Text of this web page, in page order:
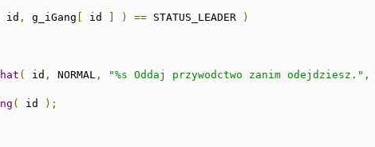
id , g_iGang [ id ] ) == STATUS_LEADER )
( id , NORMAL , "%s Oddaj przywodctwo zanim odejdziesz." ,
( id );